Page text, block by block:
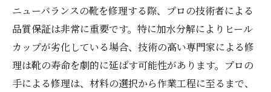
ニューバランスの靴を修理する際、プロの技術者による
品質保証は非常に重要です。特に加水分解によりヒール
カップが劣化している場合、技術の高い専門家による修
理は靴の寿命を劇的に延ばす可能性があります。プロの
手による修理は、材料の選択から作業工程に至るまで、